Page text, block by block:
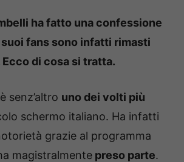
ha fatto una confessione
fans sono infatti rimasti
Ecco di cosa si tratta.
senz’altro uno dei volti più
schermo italiano. Ha infatti
grazie al programma
magistralmente preso parte.